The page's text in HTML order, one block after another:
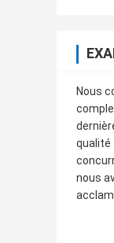
Nous
qualité
nous